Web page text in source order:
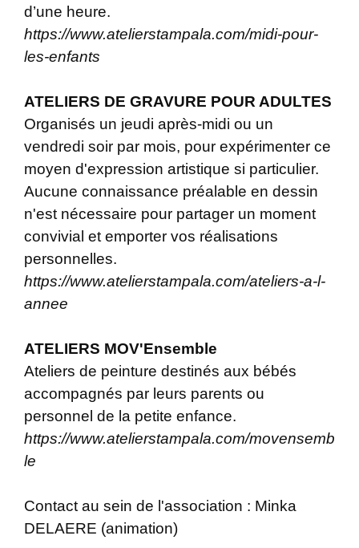
d’une heure.
https://www.atelierstampala.com/midi-pour-
les-enfants
ATELIERS DE GRAVURE POUR ADULTES
Organisés un jeudi après-midi ou un
vendredi soir par mois, pour expérimenter ce
moyen d'expression artistique si particulier.
Aucune connaissance préalable en dessin
n'est nécessaire pour partager un moment
convivial et emporter vos réalisations
personnelles.
https://www.atelierstampala.com/ateliers-a-l-
annee
ATELIERS MOV'Ensemble
Ateliers de peinture destinés aux bébés
accompagnés par leurs parents ou
personnel de la petite enfance.
https://www.atelierstampala.com/movensemb
le
Contact au sein de l'association : Minka
DELAERE (animation)